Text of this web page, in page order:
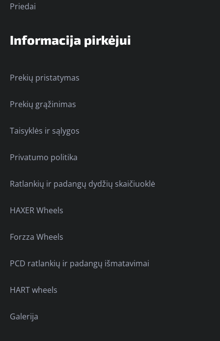
Priedai
Informacija pirkėjui
Prekių pristatymas
Prekių grąžinimas
Taisyklės ir sąlygos
Privatumo politika
Ratlankių ir padangų dydžių skaičiuoklė
HAXER Wheels
Forzza Wheels
PCD ratlankių ir padangų išmatavimai
HART wheels
Galerija